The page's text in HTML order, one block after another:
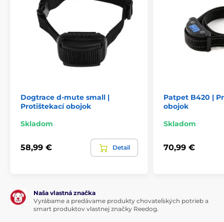
Dogtrace d-mute small |
Protištekací obojok
Skladom
58,99 € Detail
Patpet B420 |
obojok
Skladom
70,99 €
Naša vlastná značka
Vyrábame a predávame produkty chovateľských potrieb a
smart produktov vlastnej značky Reedog.